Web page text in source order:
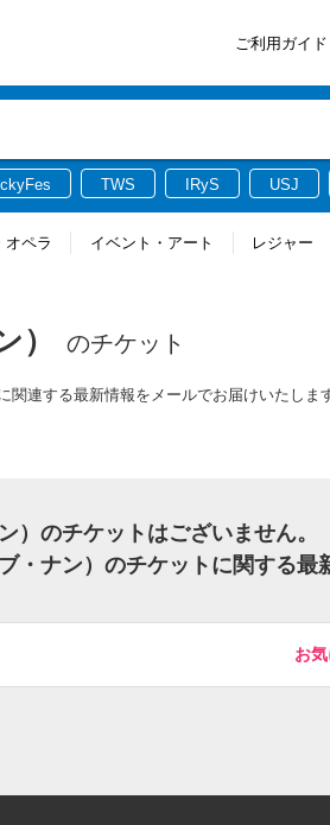
ご利用ガイ
TWS IRyS USJ
オペラ イベント・アート レジャー
） のチケット
連する最新情報をメールでお届けいたしま
のチケットはございません。
・ナン）のチケットに関する最
お